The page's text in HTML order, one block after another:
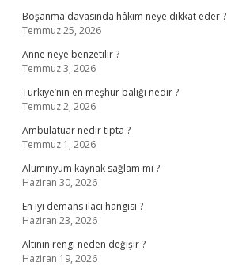
Boşanma davasında hâkim neye dikkat eder ?
Temmuz 25, 2026
Anne neye benzetilir ?
Temmuz 3, 2026
Türkiye’nin en meşhur balığı nedir ?
Temmuz 2, 2026
Ambulatuar nedir tıpta ?
Temmuz 1, 2026
Alüminyum kaynak sağlam mı ?
Haziran 30, 2026
En iyi demans ilacı hangisi ?
Haziran 23, 2026
Altının rengi neden değişir ?
Haziran 19, 2026